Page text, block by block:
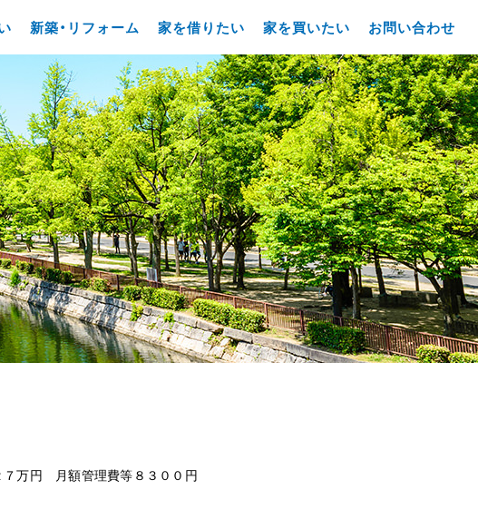
新築・リフォーム 家を借りたい 家を買いたい お問い合わせ
万円 月額管理費等８３００円